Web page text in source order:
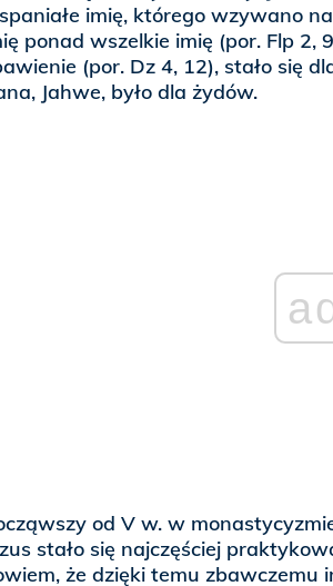
imię, którego wzywano
ponad wszelkie imię (por. Flp 2,
(por. Dz 4, 12), stało się
Jahwe, było dla żydów.
od V w. w
stało się najczęściej
że dzięki temu zbawczemu